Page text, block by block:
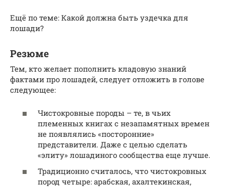
Ещё по теме: Какой должна быть уздечка для
лошади?
Резюме
Тем, кто желает пополнить кладовую знаний
фактами про лошадей, следует отложить в голове
следующее:
Чистокровные породы – те, в чьих
племенных книгах с незапамятных времен
не появлялись «посторонние»
представители. Даже с целью сделать
«элиту» лошадиного сообщества еще лучше.
Традиционно считалось, что чистокровных
пород четыре: арабская, ахалтекинская,